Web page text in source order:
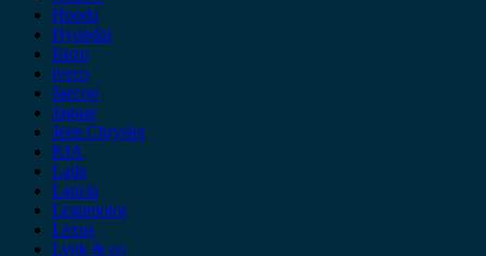
Honda
Hyundai
Isuzu
iveco
Jaecoo
Jaguar
Jeep Chrysler
KIA
Lada
Lancia
Leapmotor
Lexus
Lynk & co